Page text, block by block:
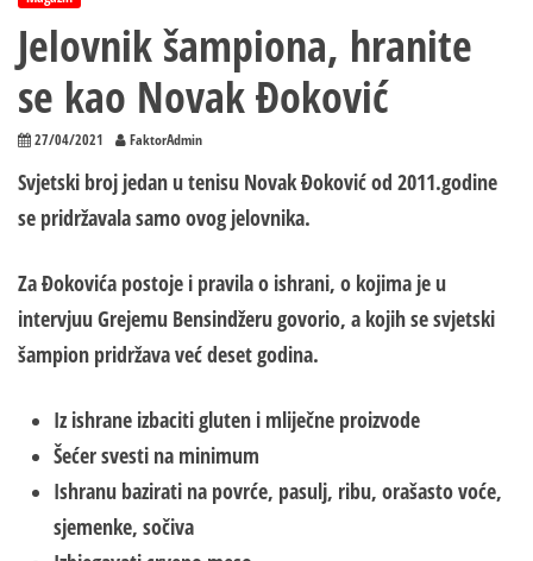
Jelovnik šampiona, hranite
se kao Novak Đoković
27/04/2021 FaktorAdmin
Svjetski broj jedan u tenisu Novak Đoković od 2011.godine
se pridržavala samo ovog jelovnika.
Za Đokovića postoje i pravila o ishrani, o kojima je u
intervjuu Grejemu Bensindžeru govorio, a kojih se svjetski
šampion pridržava već deset godina.
Iz ishrane izbaciti gluten i mliječne proizvode
Šećer svesti na minimum
Ishranu bazirati na povrće, pasulj, ribu, orašasto voće,
sjemenke, sočiva